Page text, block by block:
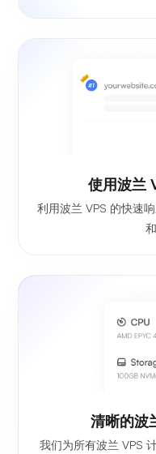
使用波兰
利用波兰 VPS 的快速
清晰的波
我们为所有波兰 VPS